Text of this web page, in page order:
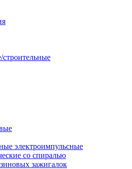
электроимпульсные
со спиралью
зажигалок